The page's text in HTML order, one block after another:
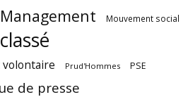
Management Mouvement social
volontaire Prud'Hommes PSE
de presse